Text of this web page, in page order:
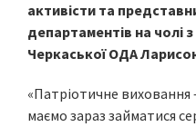
активісти та
департаментів на чолі
Черкаської ОДА
«Патріотичне
маємо зараз займатися